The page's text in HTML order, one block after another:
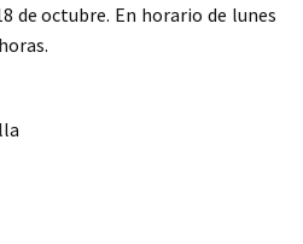
de octubre. En horario de lunes